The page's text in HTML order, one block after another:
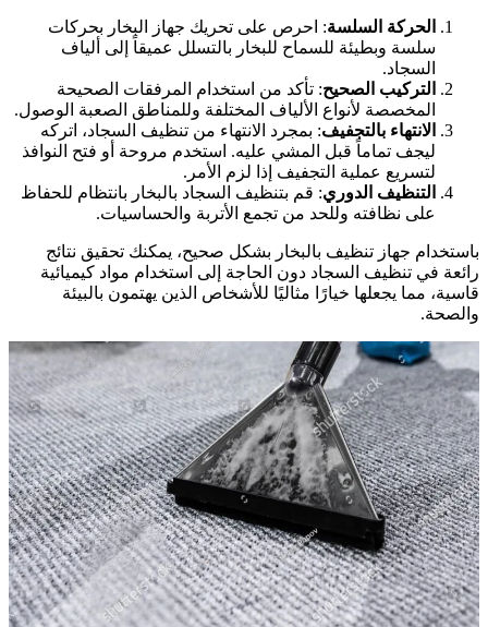
الحركة السلسة: احرص على تحريك جهاز البخار بحركات
سلسة وبطيئة للسماح للبخار بالتسلل عميقاً إلى ألياف
السجاد.
التركيب الصحيح: تأكد من استخدام المرفقات الصحيحة
المخصصة لأنواع الألياف المختلفة وللمناطق الصعبة الوصول.
الانتهاء بالتجفيف: بمجرد الانتهاء من تنظيف السجاد، اتركه
ليجف تماماً قبل المشي عليه. استخدم مروحة أو فتح النوافذ
لتسريع عملية التجفيف إذا لزم الأمر.
التنظيف الدوري: قم بتنظيف السجاد بالبخار بانتظام للحفاظ
على نظافته وللحد من تجمع الأتربة والحساسيات.
باستخدام جهاز تنظيف بالبخار بشكل صحيح، يمكنك تحقيق نتائج
رائعة في تنظيف السجاد دون الحاجة إلى استخدام مواد كيميائية
قاسية، مما يجعلها خيارًا مثاليًا للأشخاص الذين يهتمون بالبيئة
والصحة.